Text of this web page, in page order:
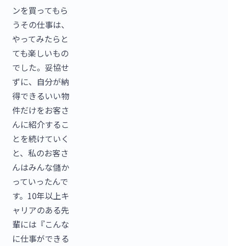
ンを買ってもら
うその仕事は、
やってみたらと
ても楽しいもの
でした。妥協せ
ずに、自分が納
得できるいい物
件だけをお客さ
んに紹介するこ
とを続けていく
と、私のお客さ
んはみんな儲か
っていったんで
す。10年以上キ
ャリアのある先
輩には『こんな
に仕事ができる